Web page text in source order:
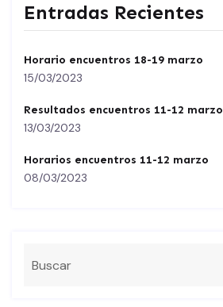
Entradas Recientes
Horario encuentros 18-19 marzo
15/03/2023
Resultados encuentros 11-12 marzo
13/03/2023
Horarios encuentros 11-12 marzo
08/03/2023